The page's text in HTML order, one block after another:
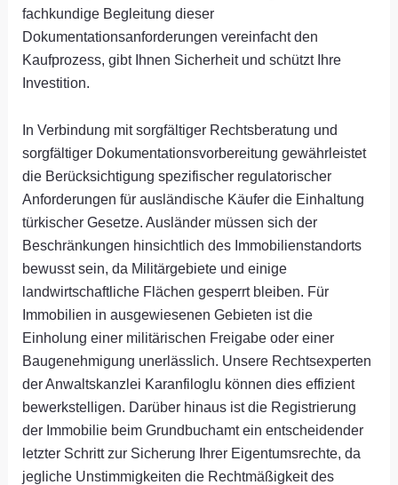
fachkundige Begleitung dieser
Dokumentationsanforderungen vereinfacht den
Kaufprozess, gibt Ihnen Sicherheit und schützt Ihre
Investition.
In Verbindung mit sorgfältiger Rechtsberatung und
sorgfältiger Dokumentationsvorbereitung gewährleistet
die Berücksichtigung spezifischer regulatorischer
Anforderungen für ausländische Käufer die Einhaltung
türkischer Gesetze. Ausländer müssen sich der
Beschränkungen hinsichtlich des Immobilienstandorts
bewusst sein, da Militärgebiete und einige
landwirtschaftliche Flächen gesperrt bleiben. Für
Immobilien in ausgewiesenen Gebieten ist die
Einholung einer militärischen Freigabe oder einer
Baugenehmigung unerlässlich. Unsere Rechtsexperten
der Anwaltskanzlei Karanfiloglu können dies effizient
bewerkstelligen. Darüber hinaus ist die Registrierung
der Immobilie beim Grundbuchamt ein entscheidender
letzter Schritt zur Sicherung Ihrer Eigentumsrechte, da
jegliche Unstimmigkeiten die Rechtmäßigkeit des